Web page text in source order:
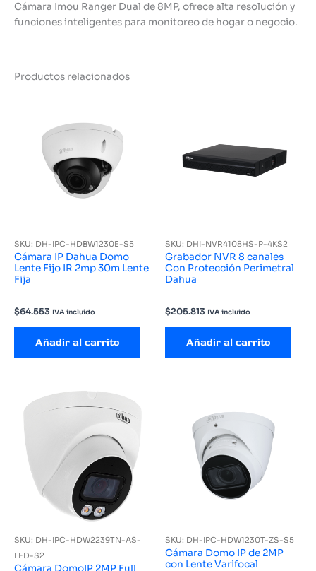
Cámara Imou Ranger Dual de 8MP, ofrece alta resolución y
funciones inteligentes para monitoreo de hogar o negocio.
Productos relacionados
SKU: DH-IPC-HDBW1230E-S5
Cámara IP Dahua Domo
Lente Fijo IR 2mp 30m Lente
Fija
$64.553 IVA incluido
Añadir al carrito
SKU: DHI-NVR4108HS-P-4KS2
Grabador NVR 8 canales
Con Protección Perimetral
Dahua
$205.813 IVA incluido
Añadir al carrito
SKU: DH-IPC-HDW2239TN-AS-
LED-S2
SKU: DH-IPC-HDW1230T-ZS-S5
Cámara Domo IP de 2MP
con Lente Varifocal